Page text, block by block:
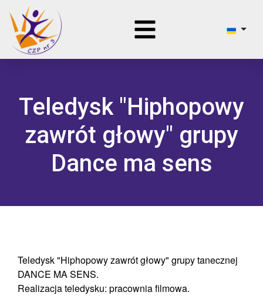
Teledysk "Hiphopowy
zawrót głowy" grupy
Dance ma sens
Teledysk "Hiphopowy zawrót głowy" grupy tanecznej
DANCE MA SENS.
Realizacja teledysku: pracownia filmowa.